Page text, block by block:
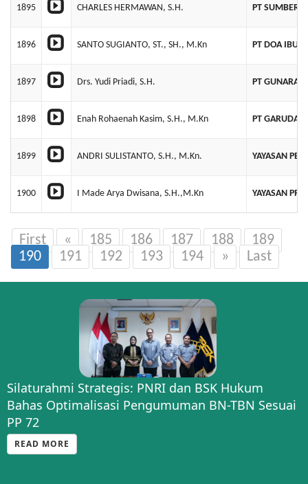
1895 CHARLES HERMAWAN, S.H. PT SUMBER
1896 SANTO SUGIANTO, ST., SH., M.Kn PT DOA IBU
1897 Drs. Yudi Priadi, S.H. PT
1898 Enah Rohaenah Kasim, S.H., M.Kn PT GARUDA
1899 ANDRI SULISTANTO, S.H., M.Kn. YAYASAN
1900 I Made Arya Dwisana, S.H.,M.Kn YAYASAN
First « 185 186 187 188
189
190
191 192 193 194 » Last
Silaturahmi Strategis: PNRI dan BSK Hukum
Bahas Optimalisasi Pengumuman BN-TBN Sesuai
PP 72
READ MORE